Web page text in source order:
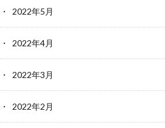
2022年5月
2022年4月
2022年3月
2022年2月